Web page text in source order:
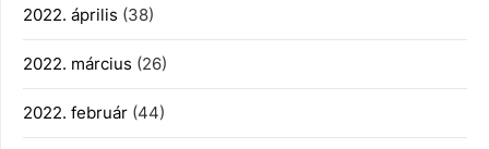
2022. április (38)
2022. március (26)
2022. február (44)